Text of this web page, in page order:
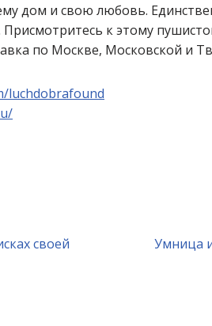
дом и свою любовь.
к этому
по Москве, Московской и
luchdobrafound
своей
Умница